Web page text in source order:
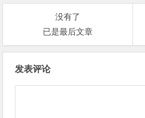
没有了
已是最后文章
发表评论